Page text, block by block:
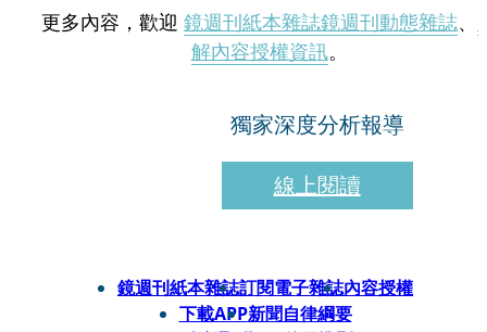
更多內容，歡迎 鏡週刊紙本雜誌鏡週刊動態雜誌、
解內容授權資訊。
獨家深度分析報導
線上閱讀
鏡週刊紙本雜誌訂閱電子雜誌內容授權
下載APP新聞自律綱要